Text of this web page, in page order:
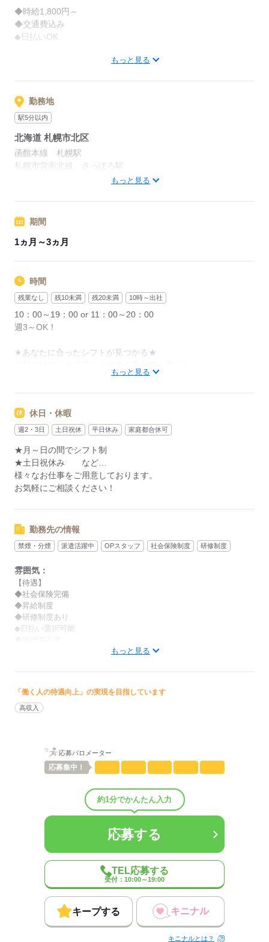
未経験の方でも安心して始められるよう
丁寧な研修制度を整えています！
応募する
◆時給1,800円～
◆交通費込み
◆日払いOK
週3日～や、週4日や5日のレギュラー勤務
案件により様々な時給のお仕事も
ご用意しておりますので、
「こういう働き方をしたい！」などあれば、
何なりとお申し付けくださいね♪
※案件による
もっと見る
勤務地
駅5分以内
北海道 札幌市北区
函館本線 札幌駅
札幌市営南北線 さっぽろ駅
もっと見る
期間
1ヵ月～3ヵ月
時間
残業なし 残10未満 残20未満 10時～出社
10：00～19：00 or 11：00～20：00
週3～OK！
★あなたに合ったシフトが見つかる★
この機会にオフィスワークデビューしませんか？
もっと見る
休日・休暇
週2・3日 土日祝休 平日休み 家庭都合休可
★月～日の間でシフト制
★土日祝休み など…
様々なお仕事をご用意しております。
お気軽にご相談ください！
勤務先の情報
禁煙・分煙 派遣活躍中 OPスタッフ 社会保険制度 研修制度
雰囲気：
【待遇】
◆社会保険完備
◆昇給制度
◆研修制度あり
◆日払い選択可能
◎20～60代と幅広い層が活躍中！！
◎休憩中にスタッフ同士仲良し♪
多い年齢層
ひとりで
しずか
コールセンター
平均年齢
応募する
もっと見る
「働く人の待遇向上」の実現を目指しています
高収入
応募バロメーター
応募集中！
約1分でかんたん入力
応募する
TEL応募する
受付：10:00～19:00
キープする キニナル
キニナルとは？